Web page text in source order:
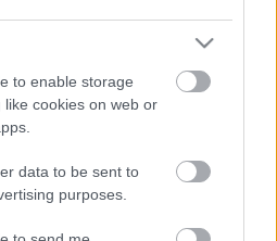
to enable storage
cookies on web or
data to be sent to
purposes.
(RaaS) modellek
nyújtanak, ahol a
használhatnak,
jutalékot fizetve az
eddig is elképesztő
7/24 ügyfélszolgálat,